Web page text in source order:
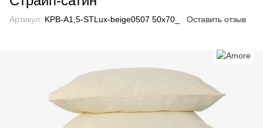
Артикул: KPB-A1,5-STLux-beige0507 50x70_ Оставить отзыв